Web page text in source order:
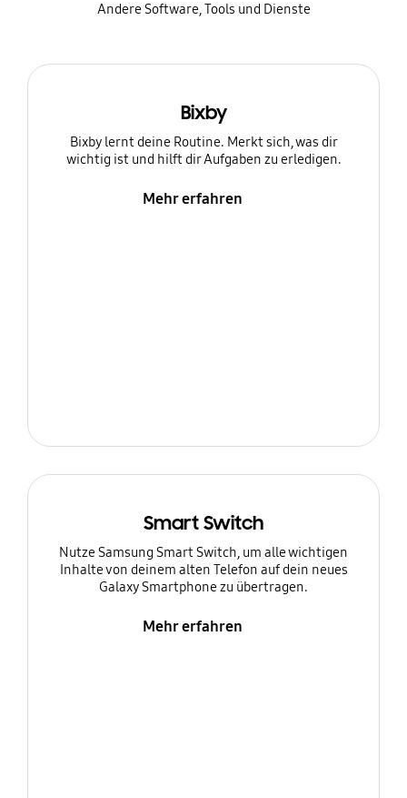
Andere Software, Tools und Dienste
Bixby
Bixby lernt deine Routine. Merkt sich, was dir
wichtig ist und hilft dir Aufgaben zu erledigen.
Mehr erfahren
Smart Switch
Nutze Samsung Smart Switch, um alle wichtigen
Inhalte von deinem alten Telefon auf dein neues
Galaxy Smartphone zu übertragen.
Mehr erfahren